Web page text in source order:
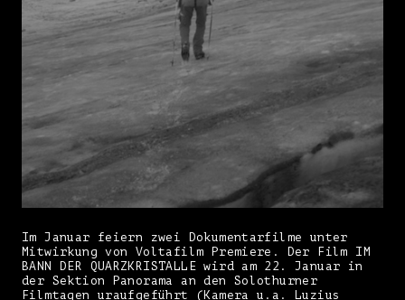
Im Januar feiern zwei Dokumentarfilme unter
Mitwirkung von Voltafilm Premiere. Der Film IM
BANN DER QUARZKRISTALLE wird am 22. Januar in
der Sektion Panorama an den Solothurner
Filmtagen uraufgeführt (Kamera u.a. Luzius